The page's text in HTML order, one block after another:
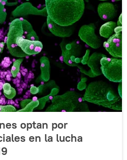
optan por
en la lucha